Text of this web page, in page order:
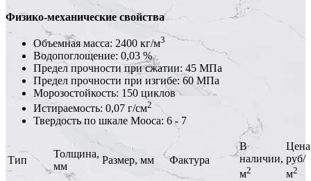
Физико-механические свойства
Объемная масса: 2400 кг/м3
Водопоглощение: 0,03 %
Предел прочности при сжатии: 45 МПа
Предел прочности при изгибе: 60 МПа
Морозостойкость: 150 циклов
Истираемость: 0,07 г/см2
Твердость по шкале Мооса: 6 - 7
Тип
Толщина,
мм
Размер, мм Фактура
В
наличии,
м2
руб/
м2